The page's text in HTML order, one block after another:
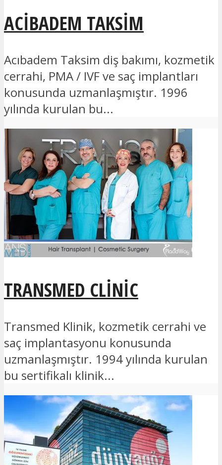
ACIBADEM TAKSIM
Acıbadem Taksim diş bakımı, kozmetik
cerrahi, PMA / IVF ve saç implantları
konusunda uzmanlaşmıştır. 1996
yılında kurulan bu...
TRANSMED CLINIC
Transmed Klinik, kozmetik cerrahi ve
saç implantasyonu konusunda
uzmanlaşmıştır. 1994 yılında kurulan
bu sertifikalı klinik...